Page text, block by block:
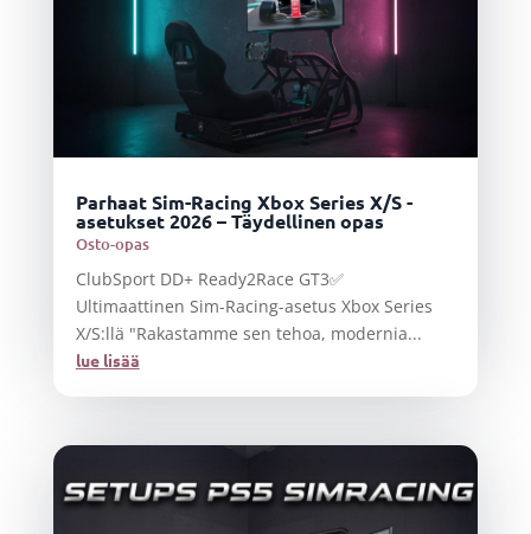
Parhaat Sim-Racing Xbox Series X/S -
asetukset 2026 – Täydellinen opas
Osto-opas
ClubSport DD+ Ready2Race GT3✅
Ultimaattinen Sim-Racing-asetus Xbox Series
X/S:llä "Rakastamme sen tehoa, modernia...
lue lisää